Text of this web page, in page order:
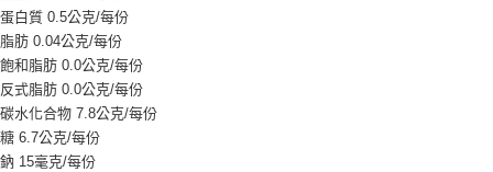
蛋白質 0.5公克/每份
脂肪 0.04公克/每份
飽和脂肪 0.0公克/每份
反式脂肪 0.0公克/每份
碳水化合物 7.8公克/每份
糖 6.7公克/每份
鈉 15毫克/每份